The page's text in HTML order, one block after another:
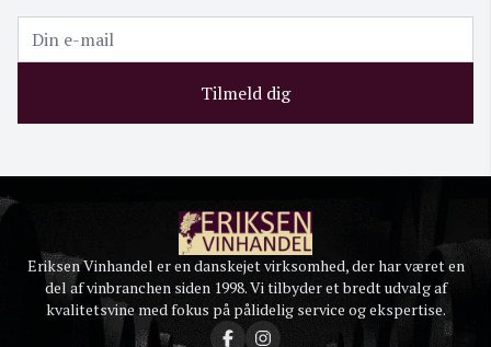
Tilmeld dig
Eriksen Vinhandel er en danskejet virksomhed, der har været en
del af vinbranchen siden 1998. Vi tilbyder et bredt udvalg af
kvalitetsvine med fokus på pålidelig service og ekspertise.